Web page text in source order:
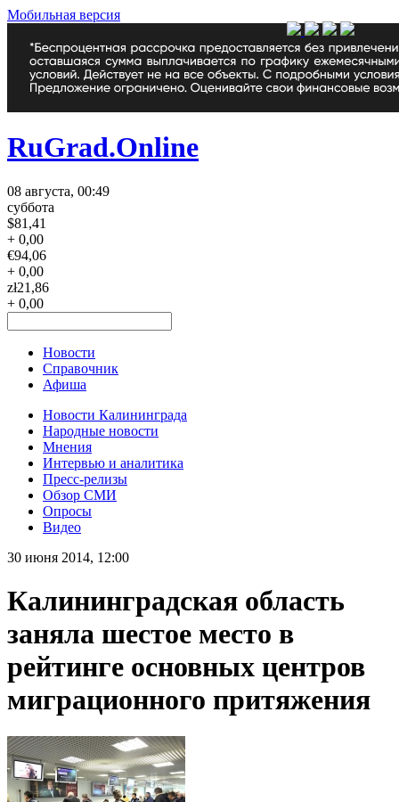
Мобильная версия
RuGrad.Online
08 августа, 00:49
суббота
$81,41
+ 0,00
€94,06
+ 0,00
zł21,86
+ 0,00
Новости
Справочник
Афиша
Новости Калининграда
Народные новости
Мнения
Интервью и аналитика
Пресс-релизы
Обзор СМИ
Опросы
Видео
30 июня 2014, 12:00
Калининградская область
заняла шестое место в
рейтинге основных центров
миграционного притяжения